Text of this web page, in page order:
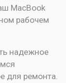
MacBook
рабочем
надежное
для ремонта.